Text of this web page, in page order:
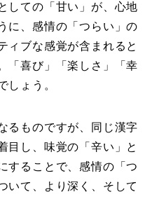
しての「甘い」が、心地
に、感情の「つらい」の
ィブな感覚が含まれると
「喜び」「楽しさ」「幸
しょう。
るものですが、同じ漢字
目し、味覚の「辛い」と
することで、感情の「つ
いて、より深く、そして